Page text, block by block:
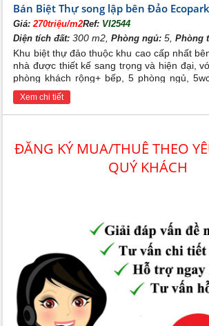
Bán Biệt Thự song lập bên Đảo
Giá:270triệu/m2Ref: VI2544
Diện tích đất: 300 m2,Phòng ngủ: 5,Phòng
Khu biệt thự đảo thuộc khu cao cấp nhất
nhà được thiết kế sang trọng và hiện đại,
phòng khách rộng+ bếp, 5 phòng ngủ,
hồ),1 sân thượng, có sân vườn trước và
trạng hoàn thiện bên ngoài, thô bên trong.
thông thuận tiện, an ninh và bảo vệ
Xem chi tiết
ĐĂNG KÝ MUA/THUÊ THEO
QUÝ KHÁCH